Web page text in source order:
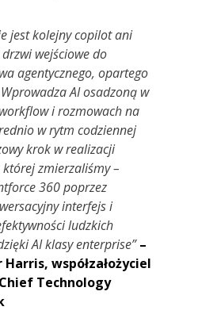
jest kolejny copilot ani
wejściowe do
agentycznego, opartego
AI osadzoną w
i rozmowach na
w rytm codziennej
krok w realizacji
której zmierzaliśmy –
360 poprzez
interfejs i
ludzkich
AI klasy enterprise”–
współzałożyciel
Technology